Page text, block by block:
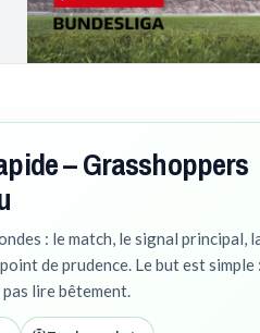
– Grasshoppers
: le match, le signal principal,
de prudence. Le but est simple :
lire bêtement.